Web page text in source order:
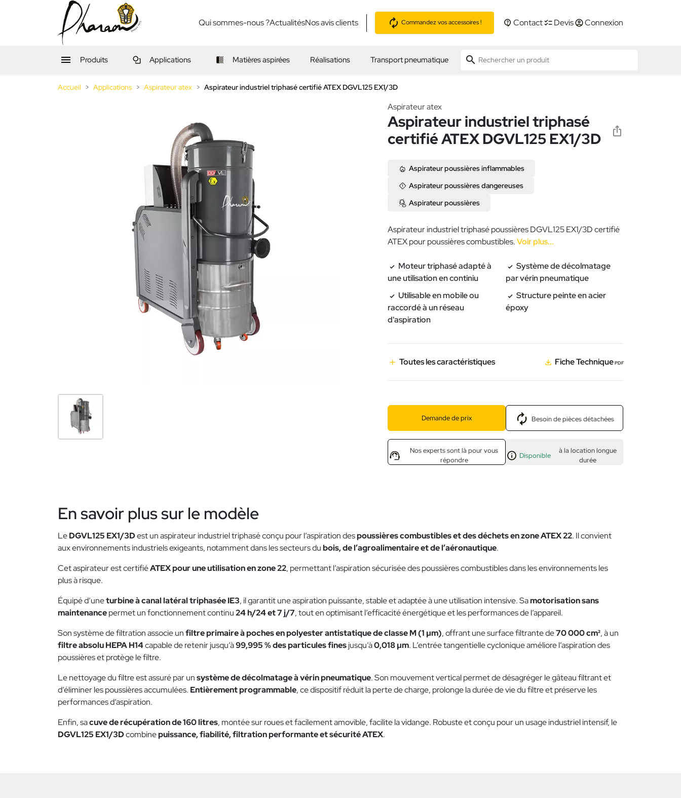
Qui sommes-nous ?ActualitésNos avis clients Commandez vos accessoires ! Contact Devis Connexion
 Produits Applications Matières aspirées Réalisations Transport pneumatique search
Accueil Applications Aspirateur atex Aspirateur industriel triphasé certifié ATEX DGVL125 EX1/3D
Aspirateur atex
Aspirateur industriel triphasé
certifié ATEX DGVL125 EX1/3D
Aspirateur poussières inflammables
Aspirateur poussières dangereuses
Aspirateur poussières
Aspirateur industriel triphasé poussières DGVL125 EX1/3D certifié
ATEX pour poussières combustibles.Voir plus...
Moteur triphasé adapté à
une utilisation en continiu
Système de décolmatage
par vérin pneumatique
Utilisable en mobile ou
raccordé à un réseau
d'aspiration
Structure peinte en acier
époxy
Toutes les caractéristiques Fiche TechniquePDF
Demande de prix Besoin de pièces détachées
Nos experts sont là pour vous
répondre
Disponible
à la location longue
durée
En savoir plus sur le modèle
LeDGVL125 EX1/3Dest un aspirateur industriel triphasé conçu pour l’aspiration despoussières combustibles et des déchets en zone ATEX 22. Il convient
aux environnements industriels exigeants, notamment dans les secteurs dubois, de l’agroalimentaire et de l’aéronautique.
Cet aspirateur est certifiéATEX pour une utilisation en zone 22, permettant l’aspiration sécurisée des poussières combustibles dans les environnements les
plus à risque.
Équipé d’uneturbine à canal latéral triphasée IE3, il garantit une aspiration puissante, stable et adaptée à une utilisation intensive. Samotorisation sans
maintenancepermet un fonctionnement continu24 h/24 et 7 j/7, tout en optimisant l’efficacité énergétique et les performances de l’appareil.
Son système de filtration associe unfiltre primaire à poches en polyester antistatique de classe M (1 µm), offrant une surface filtrante de70 000 cm², à un
filtre absolu HEPA H14capable de retenir jusqu’à99,995 % des particules finesjusqu’à0,018 µm. L’entrée tangentielle cyclonique améliore l’aspiration des
poussières et protège le filtre.
Le nettoyage du filtre est assuré par unsystème de décolmatage à vérin pneumatique. Son mouvement vertical permet de désagréger le gâteau filtrant et
d’éliminer les poussières accumulées. Entièrement programmable, ce dispositif réduit la perte de charge, prolonge la durée de vie du filtre et préserve les
performances d’aspiration.
Enfin, sacuve de récupération de 160 litres, montée sur roues et facilement amovible, facilite la vidange. Robuste et conçu pour un usage industriel intensif, le
DGVL125 EX1/3Dcombinepuissance, fiabilité, filtration performante et sécurité ATEX.